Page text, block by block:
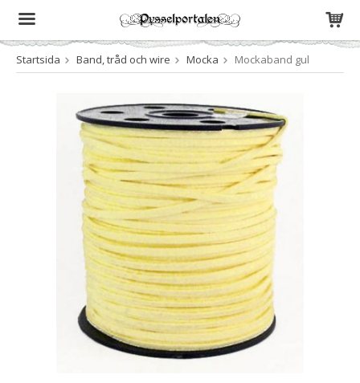
Produkten har blivit tillagd i varukorgen
Startsida Band, tråd och wire Mocka Mockaband gul